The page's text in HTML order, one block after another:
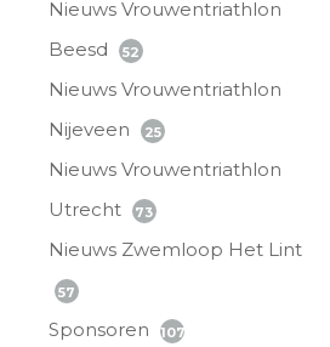
Nieuws Vrouwentriathlon
Beesd
52
Nieuws Vrouwentriathlon
Nijeveen
25
Nieuws Vrouwentriathlon
Utrecht
73
Nieuws Zwemloop Het Lint
57
Sponsoren 107